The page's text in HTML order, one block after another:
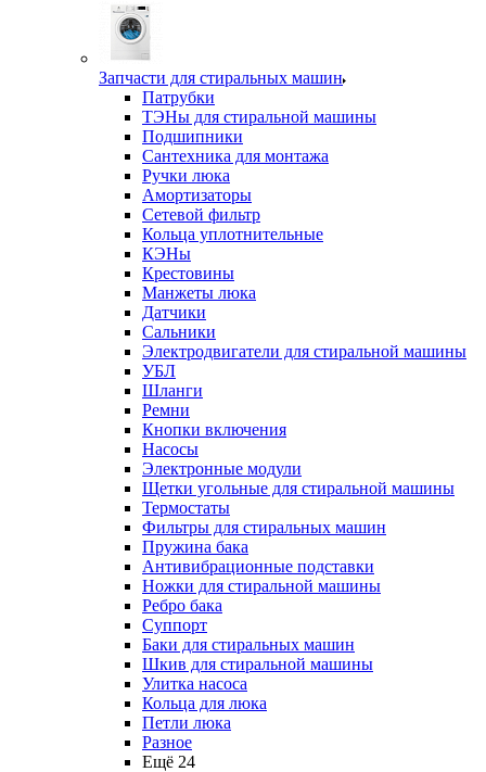
Запчасти для стиральных машин
Патрубки
ТЭНы для стиральной машины
Подшипники
Сантехника для монтажа
Ручки люка
Амортизаторы
Сетевой фильтр
Кольца уплотнительные
КЭНы
Крестовины
Манжеты люка
Датчики
Сальники
Электродвигатели для стиральной машины
УБЛ
Шланги
Ремни
Кнопки включения
Насосы
Электронные модули
Щетки угольные для стиральной машины
Термостаты
Фильтры для стиральных машин
Пружина бака
Антивибрационные подставки
Ножки для стиральной машины
Ребро бака
Суппорт
Баки для стиральных машин
Шкив для стиральной машины
Улитка насоса
Кольца для люка
Петли люка
Разное
Ещё 24